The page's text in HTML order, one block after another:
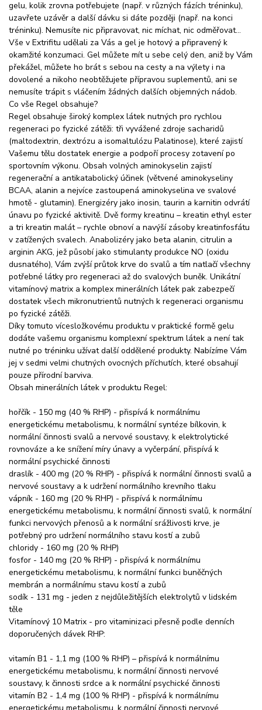
gelu, kolik zrovna potřebujete (např. v různých fázích tréninku),
uzavřete uzávěr a další dávku si dáte později (např. na konci
tréninku). Nemusíte nic připravovat, nic míchat, nic odměřovat…
Vše v Extrifitu udělali za Vás a gel je hotový a připravený k
okamžité konzumaci. Gel můžete mít u sebe celý den, aniž by Vám
překážel, můžete ho brát s sebou na cesty a na výlety i na
dovolené a nikoho neobtěžujete přípravou suplementů, ani se
nemusíte trápit s vláčením žádných dalších objemných nádob.
Co vše Regel obsahuje?
Regel obsahuje široký komplex látek nutných pro rychlou
regeneraci po fyzické zátěži: tři vyvážené zdroje sacharidů
(maltodextrin, dextrózu a isomaltulózu Palatinose), které zajistí
Vašemu tělu dostatek energie a podpoří procesy zotavení po
sportovním výkonu. Obsah volných aminokyselin zajistí
regenerační a antikatabolický účinek (větvené aminokyseliny
BCAA, alanin a nejvíce zastoupená aminokyselina ve svalové
hmotě - glutamin). Energizéry jako inosin, taurin a karnitin odvrátí
únavu po fyzické aktivitě. Dvě formy kreatinu – kreatin ethyl ester
a tri kreatin malát – rychle obnoví a navýší zásoby kreatinfosfátu
v zatížených svalech. Anabolizéry jako beta alanin, citrulin a
arginin AKG, jež působí jako stimulanty produkce NO (oxidu
dusnatého), Vám zvýší průtok krve do svalů a tím natlačí všechny
potřebné látky pro regeneraci až do svalových buněk. Unikátní
vitamínový matrix a komplex minerálních látek pak zabezpečí
dostatek všech mikronutrientů nutných k regeneraci organismu
po fyzické zátěži.
Díky tomuto vícesložkovému produktu v praktické formě gelu
dodáte vašemu organismu komplexní spektrum látek a není tak
nutné po tréninku užívat další oddělené produkty. Nabízíme Vám
jej v sedmi velmi chutných ovocných příchutích, které obsahují
pouze přírodní barviva.
Obsah minerálních látek v produktu Regel:
hořčík - 150 mg (40 % RHP) - přispívá k normálnímu
energetickému metabolismu, k normální syntéze bílkovin, k
normální činnosti svalů a nervové soustavy, k elektrolytické
rovnováze a ke snížení míry únavy a vyčerpání, přispívá k
normální psychické činnosti
draslík - 400 mg (20 % RHP) - přispívá k normální činnosti svalů a
nervové soustavy a k udržení normálního krevního tlaku
vápník - 160 mg (20 % RHP) - přispívá k normálnímu
energetickému metabolismu, k normální činnosti svalů, k normální
funkci nervových přenosů a k normální srážlivosti krve, je
potřebný pro udržení normálního stavu kostí a zubů
chloridy - 160 mg (20 % RHP)
fosfor - 140 mg (20 % RHP) - přispívá k normálnímu
energetickému metabolismu, k normální funkci buněčných
membrán a normálnímu stavu kostí a zubů
sodík - 131 mg - jeden z nejdůležitějších elektrolytů v lidském
těle
Vitamínový 10 Matrix - pro vitaminizaci přesně podle denních
doporučených dávek RHP:
vitamín B1 - 1,1 mg (100 % RHP) – přispívá k normálnímu
energetickému metabolismu, k normální činnosti nervové
soustavy, k činnosti srdce a k normální psychické činnosti
vitamín B2 - 1,4 mg (100 % RHP) - přispívá k normálnímu
energetickému metabolismu, k normální činnosti nervové